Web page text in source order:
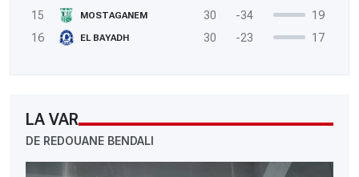
15
MOSTAGANEM 30 -34
19
16
EL BAYADH 30 -23 17
LA VAR
DE REDOUANE BENDALI